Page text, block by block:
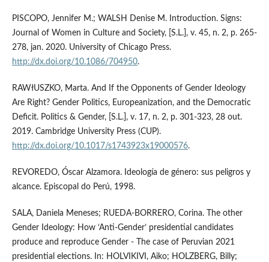
PISCOPO, Jennifer M.; WALSH Denise M. Introduction. Signs:
Journal of Women in Culture and Society, [S.L.], v. 45, n. 2, p. 265-
278, jan. 2020. University of Chicago Press.
http://dx.doi.org/10.1086/704950.
RAWłUSZKO, Marta. And If the Opponents of Gender Ideology
Are Right? Gender Politics, Europeanization, and the Democratic
Deficit. Politics & Gender, [S.L.], v. 17, n. 2, p. 301-323, 28 out.
2019. Cambridge University Press (CUP).
http://dx.doi.org/10.1017/s1743923x19000576.
REVOREDO, Óscar Alzamora. Ideología de género: sus peligros y
alcance. Episcopal do Perú, 1998.
SALA, Daniela Meneses; RUEDA-BORRERO, Corina. The other
Gender Ideology: How ‘Anti-Gender’ presidential candidates
produce and reproduce Gender - The case of Peruvian 2021
presidential elections. In: HOLVIKIVI, Aiko; HOLZBERG, Billy;